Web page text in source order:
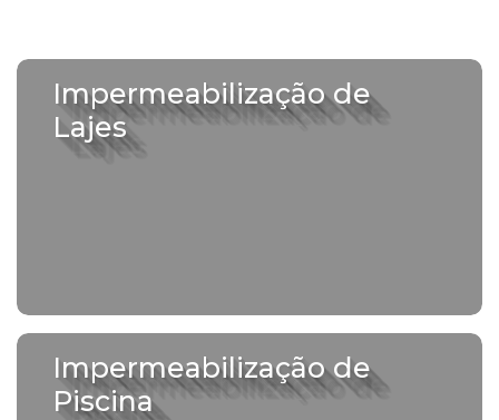
Impermeabilização de
Lajes
Impermeabilização de
Piscina